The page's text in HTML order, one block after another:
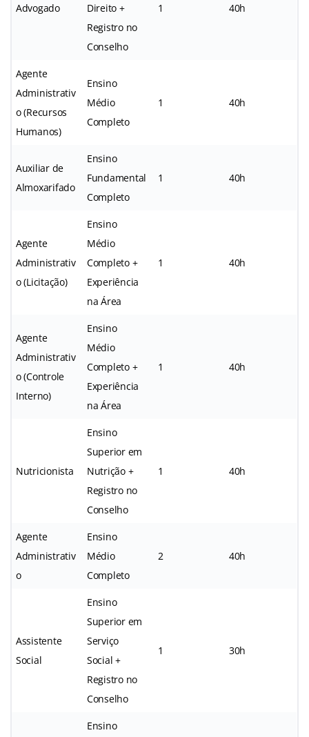
Advogado
Direito +
Registro no
Conselho
1 40h
Agente
Administrativ
o (Recursos
Humanos)
Ensino
Médio
Completo
1 40h
Auxiliar de
Almoxarifado
Ensino
Fundamental
Completo
1 40h
Agente
Administrativ
o (Licitação)
Ensino
Médio
Completo +
Experiência
na Área
1 40h
Agente
Administrativ
o (Controle
Interno)
Ensino
Médio
Completo +
Experiência
na Área
1 40h
Nutricionista
Ensino
Superior em
Nutrição +
Registro no
Conselho
1 40h
Agente
Administrativ
o
Ensino
Médio
Completo
2 40h
Assistente
Social
Ensino
Superior em
Serviço
Social +
Registro no
Conselho
1 30h
Ensino